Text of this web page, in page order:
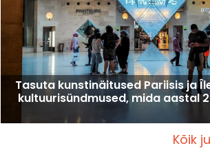
Tasuta kunstinäitused Pariisis ja
kultuurisündmused, mida aastal
Kõik